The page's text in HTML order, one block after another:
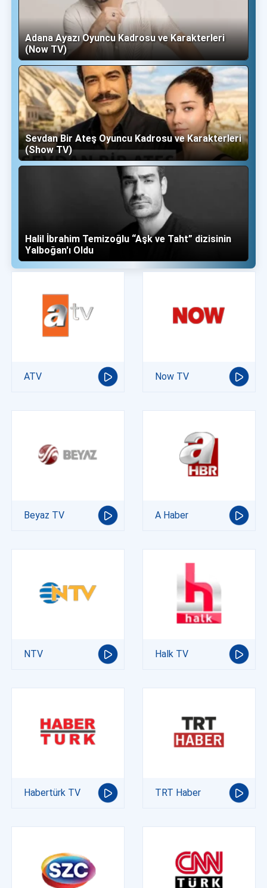
Adana Ayazı Oyuncu Kadrosu ve Karakterleri
(Now TV)
Sevdan Bir Ateş Oyuncu Kadrosu ve Karakterleri
(Show TV)
Halil İbrahim Temizoğlu “Aşk ve Taht” dizisinin
Yalboğan'ı Oldu
ATV Now TV
Beyaz TV A Haber
NTV Halk TV
Habertürk TV TRT Haber